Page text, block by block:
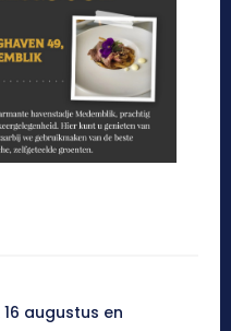
augustus en